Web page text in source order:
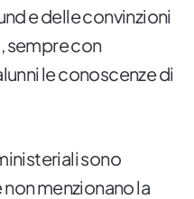
e delle convinzioni
sempre con
le conoscenze di
sono
menzionano la